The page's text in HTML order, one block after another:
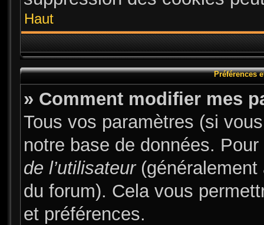
Haut
Préférences
» Comment modifier mes
Tous vos paramètres (si
notre base de données.
de l’utilisateur(généralement
du forum). Cela vous
et préférences.